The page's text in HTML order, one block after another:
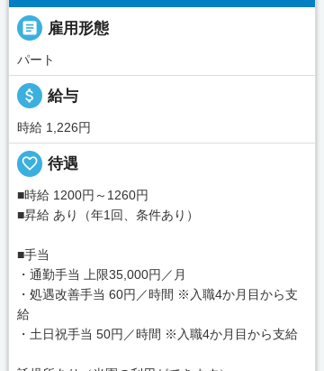
 雇用形態
パート
attach_money 給与
時給 1,226円
favorite_border 待遇
■時給 1200円～1260円
■昇給 あり（年1回、条件あり）
■手当
・通勤手当 上限35,000円／月
・処遇改善手当 60円／時間 ※入職4か月目から支
給
・土日祝手当 50円／時間 ※入職4か月目から支給